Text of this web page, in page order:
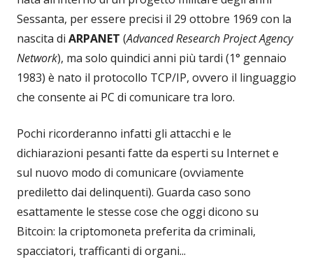
Sessanta, per essere precisi il 29 ottobre 1969 con la
nascita di ARPANET (Advanced Research Project Agency
Network), ma solo quindici anni più tardi (1° gennaio
1983) è nato il protocollo TCP/IP, ovvero il linguaggio
che consente ai PC di comunicare tra loro.
Pochi ricorderanno infatti gli attacchi e le
dichiarazioni pesanti fatte da esperti su Internet e
sul nuovo modo di comunicare (ovviamente
prediletto dai delinquenti). Guarda caso sono
esattamente le stesse cose che oggi dicono su
Bitcoin: la criptomoneta preferita da criminali,
spacciatori, trafficanti di organi...